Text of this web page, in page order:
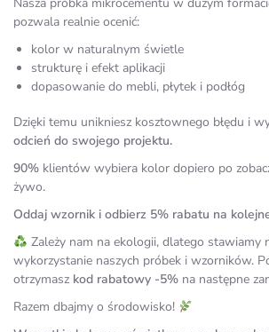
pozwala realnie ocenić:
kolor w naturalnym świetle
strukturę i efekt aplikacji
dopasowanie do mebli, płytek i podłóg
Dzięki temu unikniesz kosztownego błędu i
odcień do swojego projektu.
90% klientów wybiera kolor dopiero po
żywo.
Oddaj wzornik i odbierz 5% rabatu na
Zależy nam na ekologii, dlatego stawiamy
wykorzystanie naszych próbek i wzorników.
otrzymasz kod rabatowy -5% na następne
Razem dbajmy o środowisko!